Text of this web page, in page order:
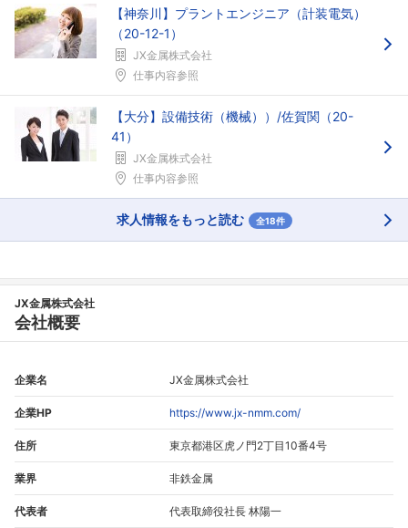
【神奈川】プラントエンジニア（計装電気）
（20-12-1）
JX金属株式会社
仕事内容参照
【大分】設備技術（機械））/佐賀関（20-
41）
JX金属株式会社
仕事内容参照
求人情報をもっと読む 全18件
JX金属株式会社
会社概要
企業名 JX金属株式会社
企業HP https://www.jx-nmm.com/
住所 東京都港区虎ノ門2丁目10番4号
業界 非鉄金属
代表者 代表取締役社長 林陽一